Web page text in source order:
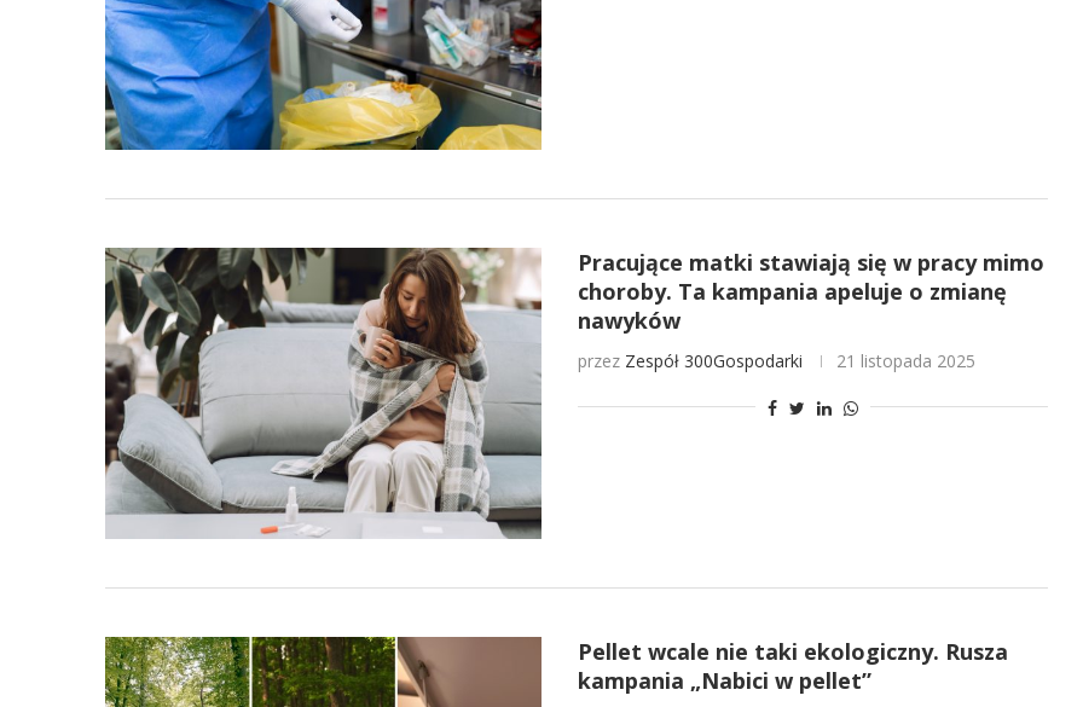
Pracujące matki stawiają się w pracy mimo
choroby. Ta kampania apeluje o zmianę
nawyków
przez Zespół 300Gospodarki 21 listopada 2025
Pellet wcale nie taki ekologiczny. Rusza
kampania „Nabici w pellet”